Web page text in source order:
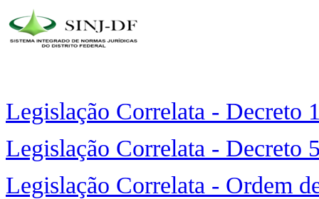
Legislação Correlata - Decreto
Legislação Correlata - Decreto
Legislação Correlata - Ordem